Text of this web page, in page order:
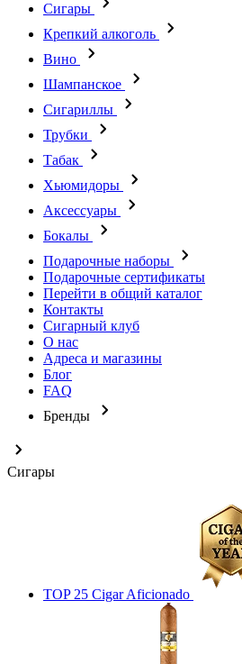
Сигары
Крепкий алкоголь
Вино
Шампанское
Сигариллы
Трубки
Табак
Хьюмидоры
Аксессуары
Бокалы
Подарочные наборы
Подарочные сертификаты
Перейти в общий каталог
Контакты
Сигарный клуб
О нас
Адреса и магазины
Блог
FAQ
Бренды
Сигары
TOP 25 Cigar Aficionado